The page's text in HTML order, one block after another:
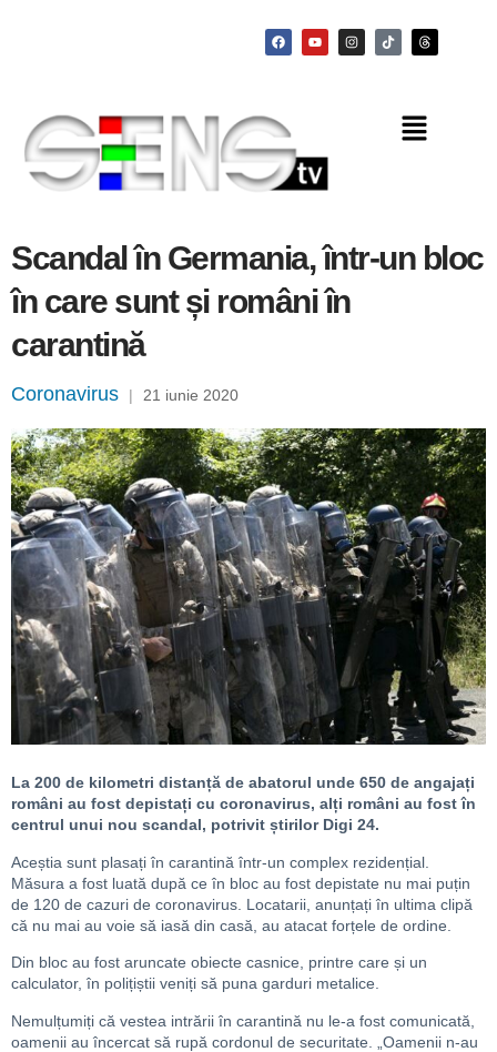
Scandal în Germania, într-un bloc
în care sunt și români în
carantină
Coronavirus | 21 iunie 2020
La 200 de kilometri distanță de abatorul unde 650 de angajați
români au fost depistați cu coronavirus, alți români au fost în
centrul unui nou scandal, potrivit știrilor Digi 24.
Aceștia sunt plasați în carantină într-un complex rezidențial.
Măsura a fost luată după ce în bloc au fost depistate nu mai puțin
de 120 de cazuri de coronavirus. Locatarii, anunțați în ultima clipă
că nu mai au voie să iasă din casă, au atacat forțele de ordine.
Din bloc au fost aruncate obiecte casnice, printre care și un
calculator, în polițiștii veniți să puna garduri metalice.
Nemulțumiți că vestea intrării în carantină nu le-a fost comunicată,
oamenii au încercat să rupă cordonul de securitate. „Oamenii n-au